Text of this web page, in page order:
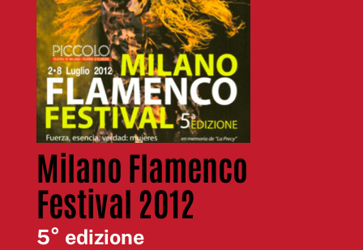
Milano Flamenco
Festival 2012
5° edizione